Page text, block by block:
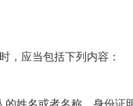
，应当包括下列内容：
的姓名或者名称、身份证